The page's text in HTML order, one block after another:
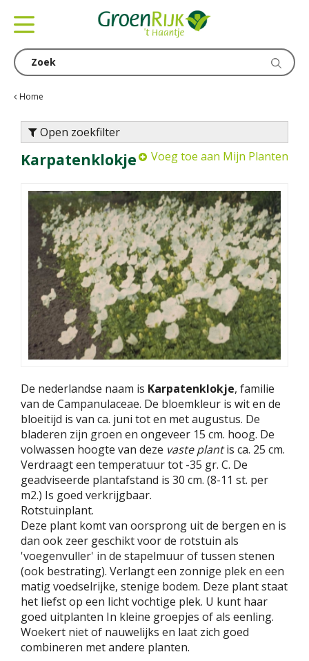
Home
Open zoekfilter
Karpatenklokje Voeg toe aan Mijn Planten
De nederlandse naam is Karpatenklokje, familie
van de Campanulaceae. De bloemkleur is wit en de
bloeitijd is van ca. juni tot en met augustus. De
bladeren zijn groen en ongeveer 15 cm. hoog. De
volwassen hoogte van deze vaste plantis ca. 25 cm.
Verdraagt een temperatuur tot -35 gr. C. De
geadviseerde plantafstand is 30 cm. (8-11 st. per
m2.) Is goed verkrijgbaar.
Rotstuinplant.
Deze plant komt van oorsprong uit de bergen en is
dan ook zeer geschikt voor de rotstuin als
'voegenvuller' in de stapelmuur of tussen stenen
(ook bestrating). Verlangt een zonnige plek en een
matig voedselrijke, stenige bodem. Deze plant staat
het liefst op een licht vochtige plek. U kunt haar
goed uitplanten In kleine groepjes of als eenling.
Woekert niet of nauwelijks en laat zich goed
combineren met andere planten.